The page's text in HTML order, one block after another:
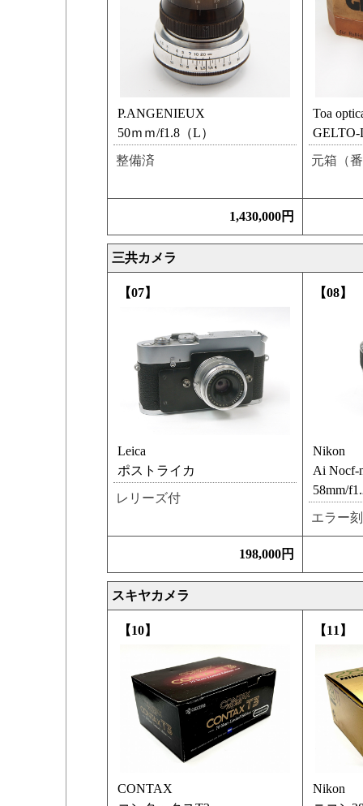
P.ANGENIEUX
50ｍｍ/f1.8（L）
整備済
Toa
元箱（
1,430,000円
三共カメラ
【07】
Leica
ポストライカ
レリーズ付
【08】
Nikon
Ai Nocf-
58mm/
エラー
198,000円
スキヤカメラ
【10】
CONTAX
【11】
Nikon